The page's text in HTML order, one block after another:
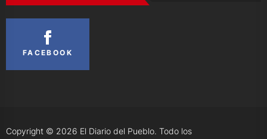
FACEBOOK
Copyright © 2026 El Diario del Pueblo. Todo los